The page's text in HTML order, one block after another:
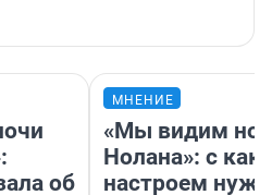
об
МНЕНИЕ
«Мы видим
Нолана»: с
настроем